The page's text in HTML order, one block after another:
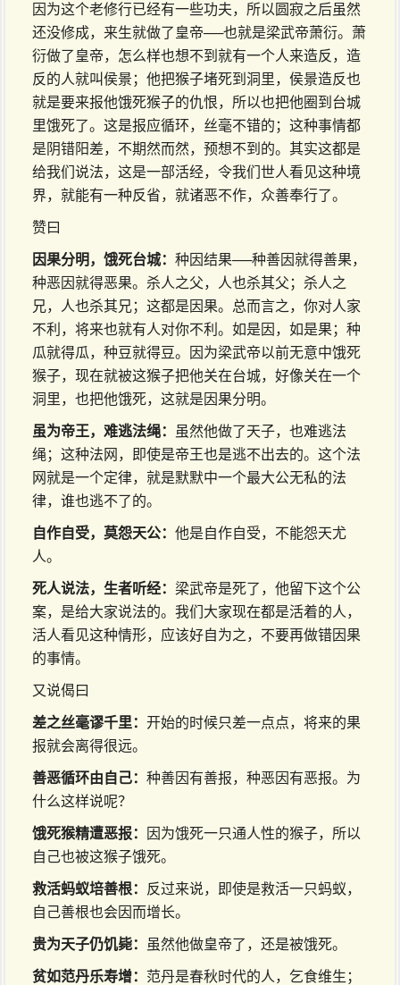
因为这个老修行已经有一些功夫，所以圆寂之后虽然
还没修成，来生就做了皇帝──也就是梁武帝萧衍。萧
衍做了皇帝，怎么样也想不到就有一个人来造反，造
反的人就叫侯景；他把猴子堵死到洞里，侯景造反也
就是要来报他饿死猴子的仇恨，所以也把他圈到台城
里饿死了。这是报应循环，丝毫不错的；这种事情都
是阴错阳差，不期然而然，预想不到的。其实这都是
给我们说法，这是一部活经，令我们世人看见这种境
界，就能有一种反省，就诸恶不作，众善奉行了。
赞曰
因果分明，饿死台城： 种因结果──种善因就得善果，
种恶因就得恶果。杀人之父，人也杀其父；杀人之
兄，人也杀其兄；这都是因果。总而言之，你对人家
不利，将来也就有人对你不利。如是因，如是果；种
瓜就得瓜，种豆就得豆。因为梁武帝以前无意中饿死
猴子，现在就被这猴子把他关在台城，好像关在一个
洞里，也把他饿死，这就是因果分明。
虽为帝王，难逃法绳：
虽然他做了天子，也难逃法
绳；这种法网，即使是帝王也是逃不出去的。这个法
网就是一个定律，就是默默中一个最大公无私的法
律，谁也逃不了的。
自作自受，莫怨天公： 他是自作自受，不能怨天尤
人。
死人说法，生者听经： 梁武帝是死了，他留下这个公
案，是给大家说法的。我们大家现在都是活着的人，
活人看见这种情形，应该好自为之，不要再做错因果
的事情。
又说偈曰
差之丝毫谬千里： 开始的时候只差一点点，将来的果
报就会离得很远。
善恶循环由自己： 种善因有善报，种恶因有恶报。为
什么这样说呢？
饿死猴精遭恶报：
因为饿死一只通人性的猴子，所以
自己也被这猴子饿死。
救活蚂蚁培善根：
反过来说，即使是救活一只蚂蚁，
自己善根也会因而增长。
贵为天子仍饥毙： 虽然他做皇帝了，还是被饿死。
贫如范丹乐寿增： 范丹是春秋时代的人，乞食维生；